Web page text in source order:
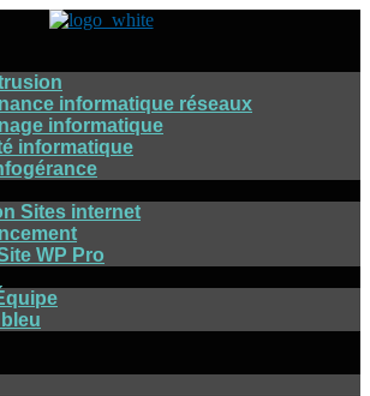
informatique réseaux
informatique
informatique
Sites internet
WP Pro